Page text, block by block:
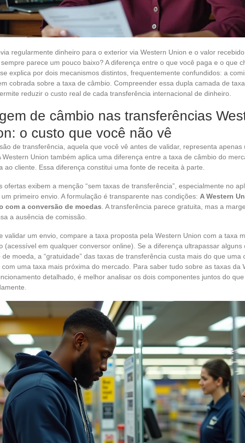
regularmente dinheiro para o exterior via Western Union e o valor
parece um pouco baixo? A diferença entre o que você paga e o que
explica por dois mecanismos distintos, frequentemente confundidos: a
cobrada sobre a taxa de câmbio. Compreender essa dupla camada de
reduzir o custo real de cada transferência internacional de dinheiro.
de câmbio nas transferências
o custo que você não vê
de transferência, aquela que você vê antes de validar, representa apenas
Western Union também aplica uma diferença entre a taxa de câmbio do
ao cliente. Essa diferença constitui uma fonte de receita à parte.
ofertas exibem a menção “sem taxas de transferência”, especialmente no
primeiro envio. A formulação é transparente nas condições: A Western
com a conversão de moedas . A transferência parece gratuita, mas a
a ausência de comissão.
validar um envio, compare a taxa proposta pela Western Union com a taxa
(acessível em qualquer conversor online). Se a diferença ultrapassar alguns
de moeda, a “gratuidade” das taxas de transferência custa mais do que uma
com uma taxa mais próxima do mercado. Para saber tudo sobre as taxas da
detalhado, é melhor analisar os dois componentes juntos do que